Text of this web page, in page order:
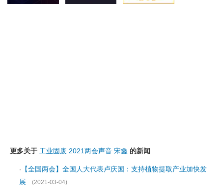
更多关于 工业固废 2021两会声音 宋鑫 的新闻
·
【全国两会】全国人大代表卢庆国：支持植物提取产业加快发
展
(2021-03-04)